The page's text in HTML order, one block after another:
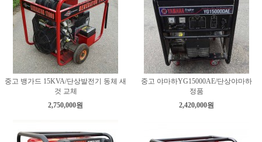
중고 뱅가드 15KVA/단상발전기 동체 새
것 교체
2,750,000원
중고 야마하YG15000AE/단상야마하
정품
2,420,000원